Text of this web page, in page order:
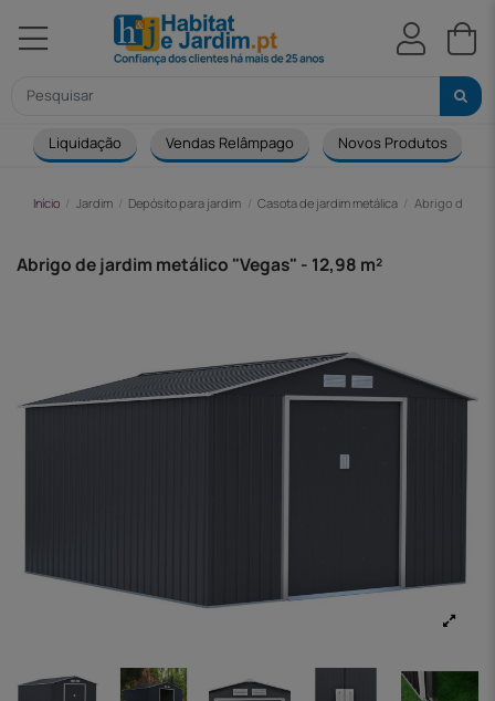
Liquidação Vendas Relâmpago Novos Produtos
Início Jardim Depósito para jardim Casota de jardim metálica Abrigo de
Abrigo de jardim metálico "Vegas" - 12,98 m²